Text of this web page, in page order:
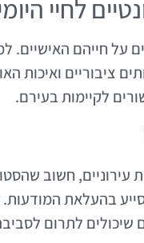
על חייהם
ציבוריים ואיכות
לקיימות בעירם.
עירוניים, חשוב
בהעלאת המודעות.
לתרום